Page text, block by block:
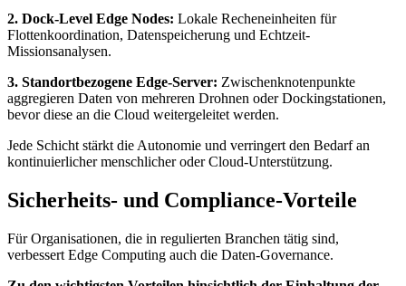
2. Dock-Level Edge Nodes: Lokale Recheneinheiten für
Flottenkoordination, Datenspeicherung und Echtzeit-
Missionsanalysen.
3. Standortbezogene Edge-Server: Zwischenknotenpunkte
aggregieren Daten von mehreren Drohnen oder Dockingstationen,
bevor diese an die Cloud weitergeleitet werden.
Jede Schicht stärkt die Autonomie und verringert den Bedarf an
kontinuierlicher menschlicher oder Cloud-Unterstützung.
Sicherheits- und Compliance-Vorteile
Für Organisationen, die in regulierten Branchen tätig sind,
verbessert Edge Computing auch die Daten-Governance.